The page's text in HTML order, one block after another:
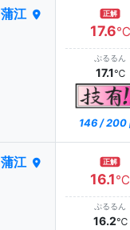
蒲江 正解
17.6℃
ぷるるん
17.1℃
146 / 200
蒲江 正解
16.1℃
ぷるるん
16.2℃